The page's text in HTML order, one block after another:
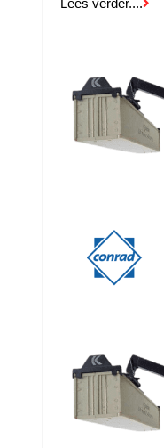
Lees verder....